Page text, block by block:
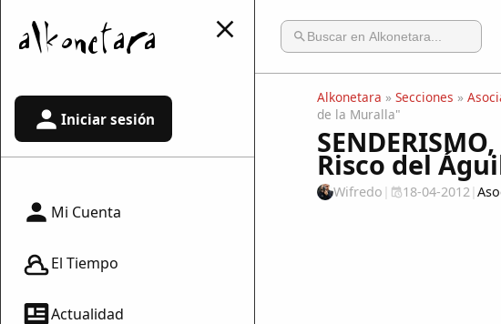
Iniciar sesión
Mi Cuenta
El Tiempo
Actualidad
Alkonetara » Secciones »
de la Muralla"
Risco del
Wifredo | 18-04-2012|